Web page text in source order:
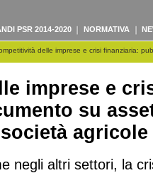
PSR 2014-2020 NORMATIVA
delle imprese e crisi finanziaria:
imprese e
su
agricole
negli altri settori, la